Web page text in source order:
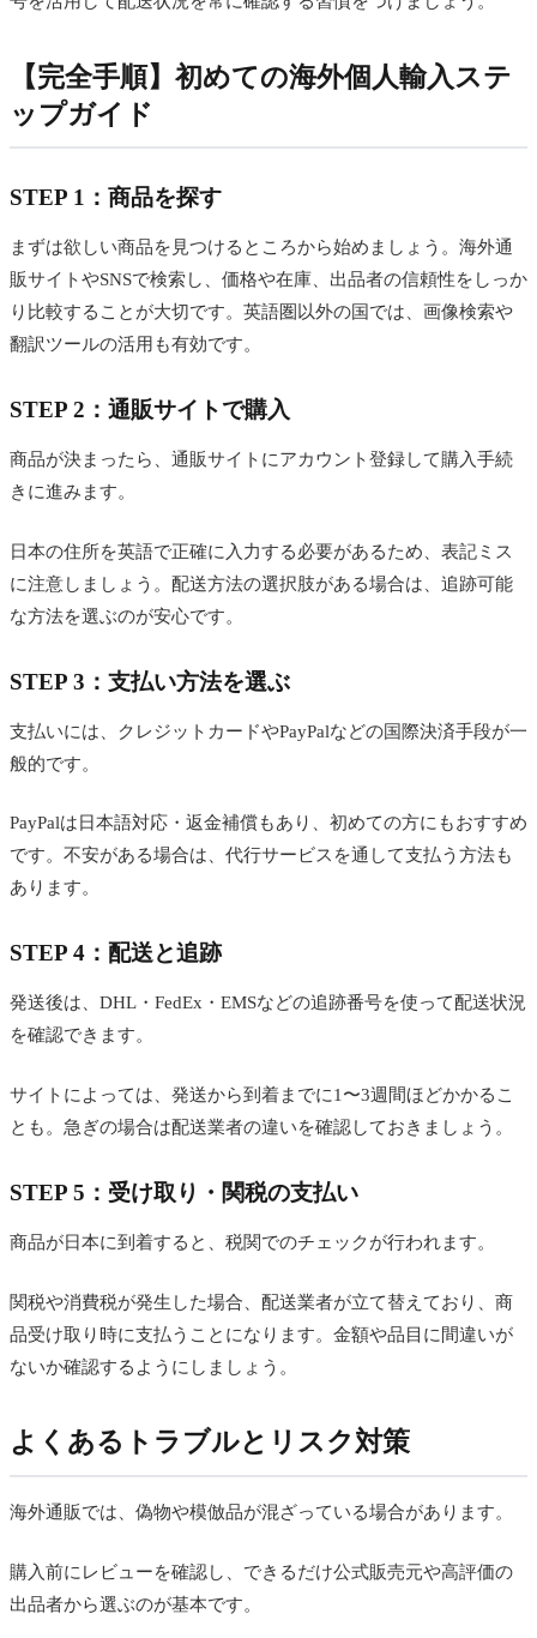
【完全手順】初めての海外個人輸入ステ
ップガイド
STEP 1：商品を探す
まずは欲しい商品を見つけるところから始めましょう。海外通
販サイトやSNSで検索し、価格や在庫、出品者の信頼性をしっか
り比較することが大切です。英語圏以外の国では、画像検索や
翻訳ツールの活用も有効です。
STEP 2：通販サイトで購入
商品が決まったら、通販サイトにアカウント登録して購入手続
きに進みます。
日本の住所を英語で正確に入力する必要があるため、表記ミス
に注意しましょう。配送方法の選択肢がある場合は、追跡可能
な方法を選ぶのが安心です。
STEP 3：支払い方法を選ぶ
支払いには、クレジットカードやPayPalなどの国際決済手段が一
般的です。
PayPalは日本語対応・返金補償もあり、初めての方にもおすすめ
です。不安がある場合は、代行サービスを通して支払う方法も
あります。
STEP 4：配送と追跡
発送後は、DHL・FedEx・EMSなどの追跡番号を使って配送状況
を確認できます。
サイトによっては、発送から到着までに1〜3週間ほどかかるこ
とも。急ぎの場合は配送業者の違いを確認しておきましょう。
STEP 5：受け取り・関税の支払い
商品が日本に到着すると、税関でのチェックが行われます。
関税や消費税が発生した場合、配送業者が立て替えており、商
品受け取り時に支払うことになります。金額や品目に間違いが
ないか確認するようにしましょう。
よくあるトラブルとリスク対策
海外通販では、偽物や模倣品が混ざっている場合があります。
購入前にレビューを確認し、できるだけ公式販売元や高評価の
出品者から選ぶのが基本です。